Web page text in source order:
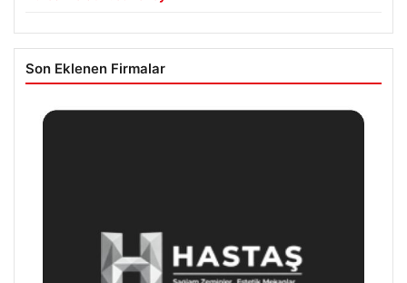
Son Eklenen Firmalar